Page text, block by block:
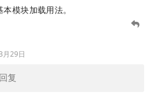
模块加载用法。
月29日
回复